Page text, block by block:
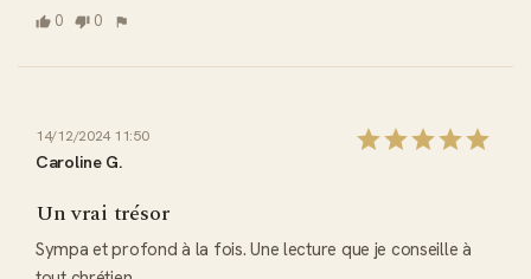
0 0
14/12/2024 11:50
Caroline G.
Un vrai trésor
Sympa et profond à la fois. Une lecture que je conseille à